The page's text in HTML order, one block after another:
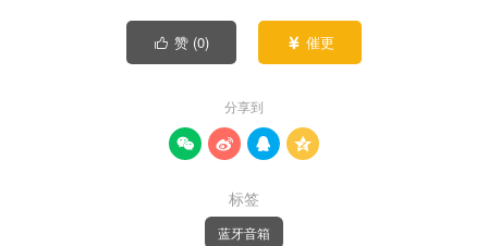
 赞 (0)  催更
分享到
   
标签
蓝牙音箱